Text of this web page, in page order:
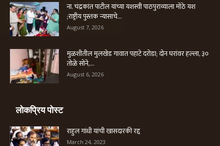
ना. चंद्रकांत पाटील यांच्या यशस्वी पाठपुराव्याला मोठे यश
;राष्ट्रीय पुस्तक न्यासाचे...
August 7, 2026
मुळशीतील मुलखेड गावात पहाटे दरोडा; दोन घरांवर हल्ला, ३०
तोळे सोने,...
August 6, 2026
लोकप्रिय पोस्ट
राहुल गांधी यांची खासदारकी रद्द
March 24, 2023